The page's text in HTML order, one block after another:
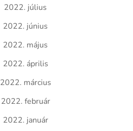
2022. július
2022. június
2022. május
2022. április
2022. március
2022. február
2022. január